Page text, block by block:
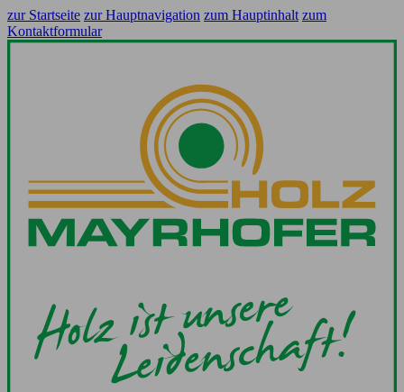
zur Startseite zur Hauptnavigation zum Hauptinhalt zum
Kontaktformular